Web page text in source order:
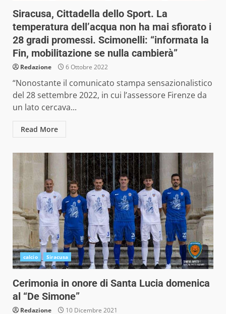
Siracusa, Cittadella dello Sport. La
temperatura dell’acqua non ha mai sfiorato i
28 gradi promessi. Scimonelli: “informata la
Fin, mobilitazione se nulla cambierà”
Redazione 6 Ottobre 2022
“Nonostante il comunicato stampa sensazionalistico
del 28 settembre 2022, in cui l’assessore Firenze da
un lato cercava...
Read More
calcio Siracusa
Cerimonia in onore di Santa Lucia domenica
al “De Simone”
Redazione 10 Dicembre 2021